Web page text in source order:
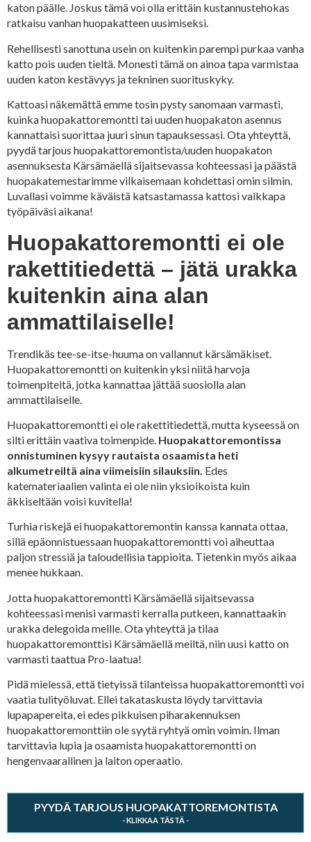
katon päälle. Joskus tämä voi olla erittäin kustannustehokas
ratkaisu vanhan huopakatteen uusimiseksi.
Rehellisesti sanottuna usein on kuitenkin parempi purkaa vanha
katto pois uuden tieltä. Monesti tämä on ainoa tapa varmistaa
uuden katon kestävyys ja tekninen suorituskyky.
Kattoasi näkemättä emme tosin pysty sanomaan varmasti,
kuinka huopakattoremontti tai uuden huopakaton asennus
kannattaisi suorittaa juuri sinun tapauksessasi. Ota yhteyttä,
pyydä tarjous huopakattoremontista/uuden huopakaton
asennuksesta Kärsämäellä sijaitsevassa kohteessasi ja päästä
huopakatemestarimme vilkaisemaan kohdettasi omin silmin.
Luvallasi voimme käväistä katsastamassa kattosi vaikkapa
työpäiväsi aikana!
Huopakattoremontti ei ole
rakettitiedettä – jätä urakka
kuitenkin aina alan
ammattilaiselle!
Trendikäs tee-se-itse-huuma on vallannut kärsämäkiset.
Huopakattoremontti on kuitenkin yksi niitä harvoja
toimenpiteitä, jotka kannattaa jättää suosiolla alan
ammattilaiselle.
Huopakattoremontti ei ole rakettitiedettä, mutta kyseessä on
silti erittäin vaativa toimenpide. Huopakattoremontissa
onnistuminen kysyy rautaista osaamista heti
alkumetreiltä aina viimeisiin silauksiin. Edes
katemateriaalien valinta ei ole niin yksioikoista kuin
äkkiseltään voisi kuvitella!
Turhia riskejä ei huopakattoremontin kanssa kannata ottaa,
sillä epäonnistuessaan huopakattoremontti voi aiheuttaa
paljon stressiä ja taloudellisia tappioita. Tietenkin myös aikaa
menee hukkaan.
Jotta huopakattoremontti Kärsämäellä sijaitsevassa
kohteessasi menisi varmasti kerralla putkeen, kannattaakin
urakka delegoida meille. Ota yhteyttä ja tilaa
huopakattoremonttisi Kärsämäellä meiltä, niin uusi katto on
varmasti taattua Pro-laatua!
Pidä mielessä, että tietyissä tilanteissa huopakattoremontti voi
vaatia tulityöluvat. Ellei takataskusta löydy tarvittavia
lupapapereita, ei edes pikkuisen piharakennuksen
huopakattoremonttiin ole syytä ryhtyä omin voimin. Ilman
tarvittavia lupia ja osaamista huopakattoremontti on
hengenvaarallinen ja laiton operaatio.
PYYDÄ TARJOUS HUOPAKATTOREMONTISTA